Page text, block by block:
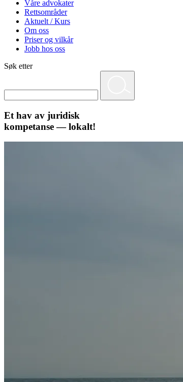
Våre advokater
Rettsområder
Aktuelt / Kurs
Om oss
Priser og vilkår
Jobb hos oss
Søk etter
Et hav av juridisk
kompetanse — lokalt!